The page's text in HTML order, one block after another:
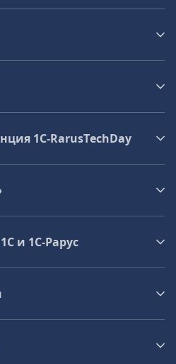
1C‑RarusTechDay
и 1С‑Рарус